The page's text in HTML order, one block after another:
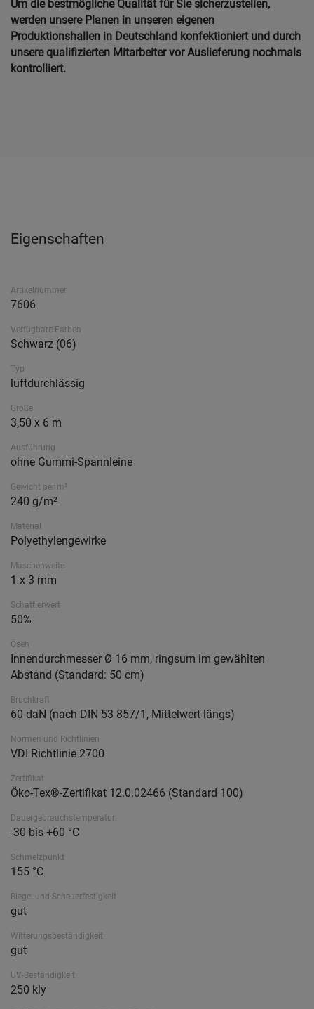
Um die bestmögliche Qualität für Sie sicherzustellen,
werden unsere Planen in unseren eigenen
Produktionshallen in Deutschland konfektioniert und durch
unsere qualifizierten Mitarbeiter vor Auslieferung nochmals
kontrolliert.
Eigenschaften
Artikelnummer
7606
Verfügbare Farben
Schwarz (06)
Typ
luftdurchlässig
Größe
3,50 x 6 m
Ausführung
ohne Gummi-Spannleine
Gewicht per m²
240 g/m²
Material
Polyethylengewirke
Maschenweite
1 x 3 mm
Schattierwert
50%
Ösen
Innendurchmesser Ø 16 mm, ringsum im gewählten
Abstand (Standard: 50 cm)
Bruchkraft
60 daN (nach DIN 53 857/1, Mittelwert längs)
Normen und Richtlinien
VDI Richtlinie 2700
Zertifikat
Öko-Tex®-Zertifikat 12.0.02466 (Standard 100)
Dauergebrauchstemperatur
-30 bis +60 °C
Schmelzpunkt
155 °C
Biege- und Scheuerfestigkeit
gut
Witterungsbeständigkeit
gut
UV-Beständigkeit
250 kly